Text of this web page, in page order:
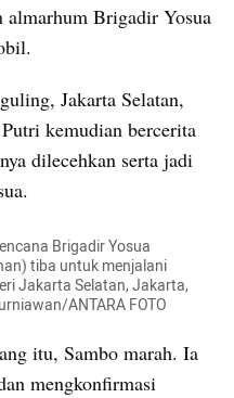
Brigadir Yosua
Jakarta Selatan,
kemudian bercerita
dilecehkan serta jadi
Brigadir Yosua
tiba untuk menjalani
Jakarta Selatan, Jakarta,
ANTARA FOTO
itu, Sambo marah. Ia
mengkonfirmasi